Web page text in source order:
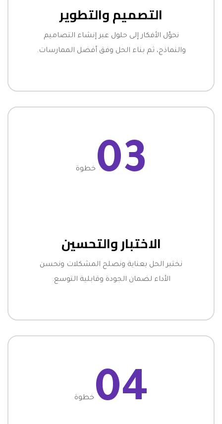
التصميم والتطوير
نحوّل الأفكار إلى حلول عبر إنشاء التصاميم
والنماذج، ثم بناء الحل وفق أفضل الممارسات.
03خطوة
الاختبار والتحسين
نختبر الحل بعناية ونصلح المشكلات ونحسن
الأداء لضمان الجودة وقابلية التوسع.
04خطوة